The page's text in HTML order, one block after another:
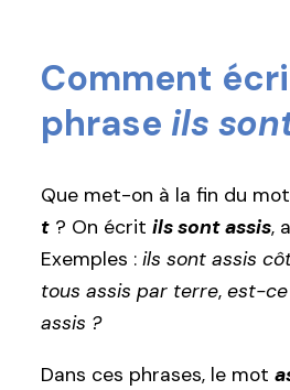
Comment
phrase ils
Que met-on à la fin du mot
t ? On écrit ils sont assis,
Exemples : ils sont assis
tous assis par terre, est-ce
assis ?
Dans ces phrases, le mot